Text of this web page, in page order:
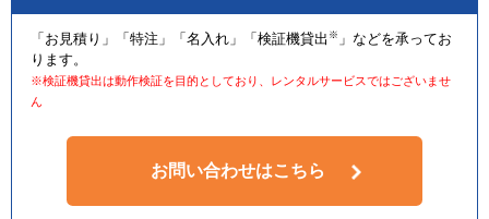
「お見積り」「特注」「名入れ」「検証機貸出 ※ 」などを承ってお
ります。
※検証機貸出は動作検証を目的としており、レンタルサービスではございませ
ん
お問い合わせはこちら